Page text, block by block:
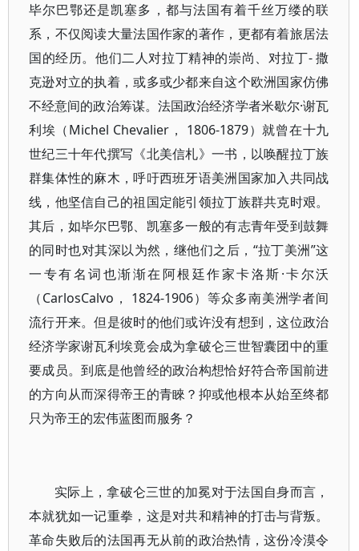
毕尔巴鄂还是凯塞多，都与法国有着千丝万缕的联
系，不仅阅读大量法国作家的著作，更都有着旅居法
国的经历。他们二人对拉丁精神的崇尚、对拉丁- 撒
克逊对立的执着，或多或少都来自这个欧洲国家仿佛
不经意间的政治筹谋。法国政治经济学者米歇尔·谢瓦
利埃（Michel Chevalier， 1806-1879）就曾在十九
世纪三十年代撰写《北美信札》一书，以唤醒拉丁族
群集体性的麻木，呼吁西班牙语美洲国家加入共同战
线，他坚信自己的祖国定能引领拉丁族群共克时艰。
其后，如毕尔巴鄂、凯塞多一般的有志青年受到鼓舞
的同时也对其深以为然，继他们之后，“拉丁美洲”这
一专有名词也渐渐在阿根廷作家卡洛斯·卡尔沃
（CarlosCalvo， 1824-1906）等众多南美洲学者间
流行开来。但是彼时的他们或许没有想到，这位政治
经济学家谢瓦利埃竟会成为拿破仑三世智囊团中的重
要成员。到底是他曾经的政治构想恰好符合帝国前进
的方向从而深得帝王的青睞？抑或他根本从始至终都
只为帝王的宏伟蓝图而服务？
实际上，拿破仑三世的加冕对于法国自身而言，
本就犹如一记重拳，这是对共和精神的打击与背叛。
革命失败后的法国再无从前的政治热情，这份冷漠令